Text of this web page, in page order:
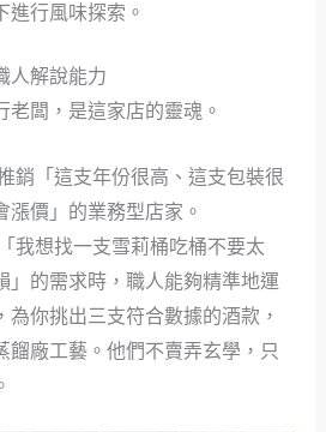
進行風味探索。
人解說能力
老闆，是這家店的靈魂。
銷「這支年份很高、這支包裝很
價」的業務型店家。
我想找一支雪莉桶吃桶不要太
」的需求時，職人能夠精準地運
為你挑出三支符合數據的酒款，
餾廠工藝。他們不賣弄玄學，只